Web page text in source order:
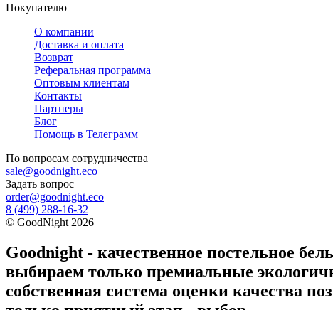
Покупателю
О компании
Доставка и оплата
Возврат
Реферальная программа
Оптовым клиентам
Контакты
Партнеры
Блог
Помощь в Телеграмм
По вопросам сотрудничества
sale@goodnight.eco
Задать вопрос
order@goodnight.eco
8 (499) 288-16-32
© GoodNight 2026
Goodnight - качественное постельное
выбираем только премиальные
собственная система оценки качества